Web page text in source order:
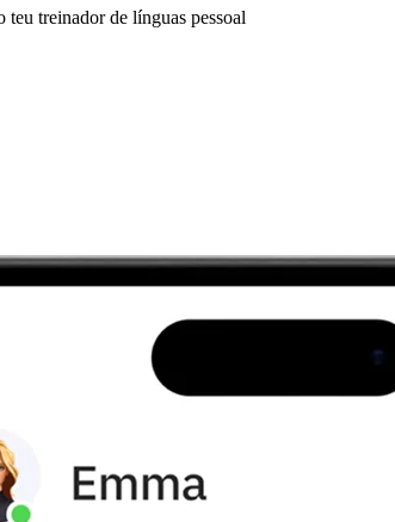
treinador de línguas pessoal